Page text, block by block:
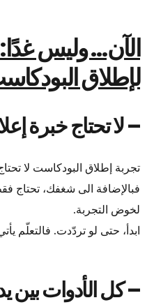
الآن… وليس
لإطلاق
– لا تحتاج خبرة
تجربة إطلاق البودكاست لا
فبالإضافة الى شغفك، تحتاج
لخوض التجربة.
ابدأ، حتى لو تردّدت. فالتعلّم
– كل الأدوات بين